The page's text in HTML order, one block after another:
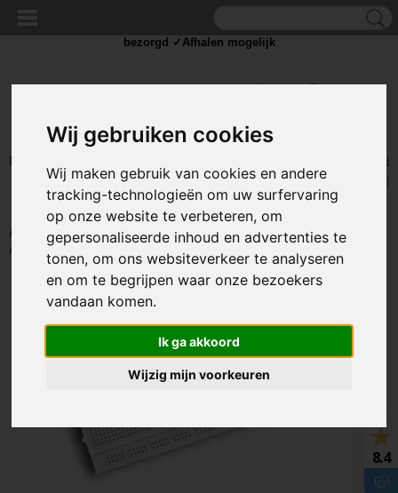
Wij gebruiken cookies
Wij maken gebruik van cookies en andere
tracking-technologieën om uw surfervaring
op onze website te verbeteren, om
gepersonaliseerde inhoud en advertenties te
tonen, om ons websiteverkeer te analyseren
en om te begrijpen waar onze bezoekers
vandaan komen.
Ik ga akkoord
Wijzig mijn voorkeuren
Inloggen
UW WINKELWAGEN
Geen producten
(0)
Home >SOLDEER>Breadboard - PCB board>840 punten breadboard
PCB circuit test board - Project board GL-12
bezorgd ✓Afhalen mogelijk
8.4